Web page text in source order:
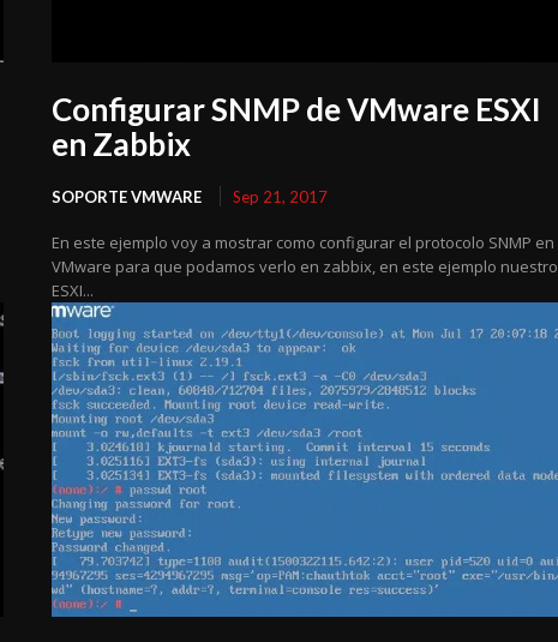
Configurar SNMP de VMware ESXI
en Zabbix
SOPORTE VMWARE Sep 21, 2017
En este ejemplo voy a mostrar como configurar el protocolo SNMP en
VMware para que podamos verlo en zabbix, en este ejemplo nuestro
ESXI...